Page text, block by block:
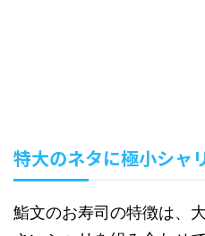
特大のネタに極小シャ
鮨文のお寿司の特徴は、